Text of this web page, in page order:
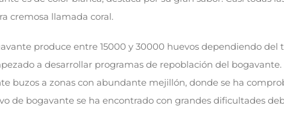
cremosa llamada coral.
produce entre 15000 y 30000 huevos dependiendo del
a desarrollar programas de repoblación del
buzos a zonas con abundante mejillón, donde se ha
de bogavante se ha encontrado con grandes dificultades